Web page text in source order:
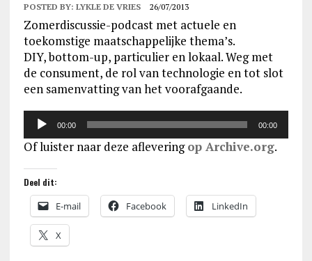
POSTED BY: LYKLE DE VRIES 26/07/2013
Zomerdiscussie-podcast met actuele en
toekomstige maatschappelijke thema’s.
DIY, bottom-up, particulier en lokaal. Weg met
de consument, de rol van technologie en tot slot
een samenvatting van het voorafgaande.
Audiospeler
00:00 00:00
Of luister naar deze afleveringop Archive.org.
Deel dit:
E-mail Facebook LinkedIn
X